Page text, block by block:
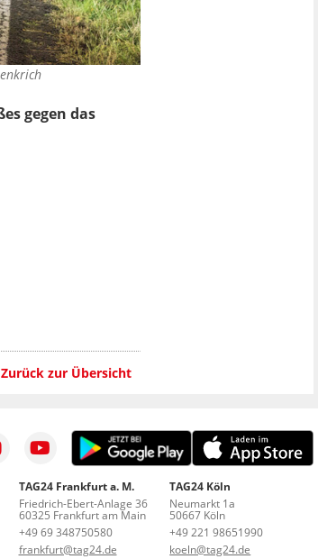
gegen das
Zurück zur Übersicht
TAG24 Frankfurt a. M.
Friedrich-Ebert-Anlage 36
60325 Frankfurt am Main
+49 69 348750580
frankfurt@tag24.de
TAG24 Köln
Neumarkt 1a
50667 Köln
+49 221 98651990
koeln@tag24.de